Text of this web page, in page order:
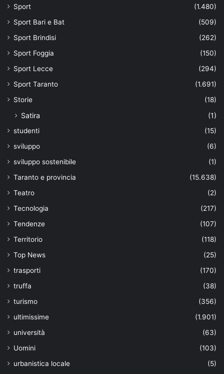
Sport
(1.480)
Sport Bari e Bat
(509)
Sport Brindisi
(262)
Sport Foggia
(150)
Sport Lecce
(294)
Sport Taranto
(1.691)
Storie
(18)
Satira (1)
studenti
(15)
sviluppo
(6)
sviluppo sostenibile
(1)
Taranto e provincia
(15.638)
Teatro
(2)
Tecnologia
(217)
Tendenze
(107)
Territorio
(118)
Top News
(25)
trasporti
(170)
truffa
(38)
turismo
(356)
ultimissime
(1.901)
università
(63)
Uomini
(103)
urbanistica locale
(5)